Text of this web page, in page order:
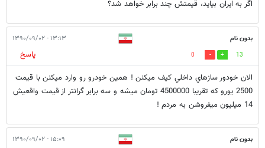
اگر به ایران بیاید، قیمتش چند برابر خواهد شد؟
بدون نام ۱۳:۱۳ - ۱۳۹۰/۰۹/۰۲
13
0
پاسخ
الان خودور سازهاي داخلي كيف ميكنن ! همين خودرو رو وارد ميكنن با قيمت
2500 يورو كه تقريبا 4500000 تومان ميشه و سه برابر گرانتر از قيمت واقعيش
14 ميليون ميفروشن به مردم !
بدون نام ۱۵:۰۹ - ۱۳۹۰/۰۹/۰۲